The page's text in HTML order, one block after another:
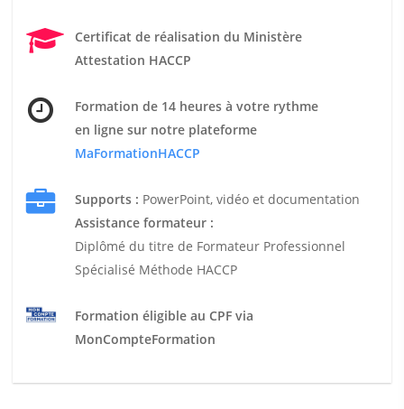
Certificat de réalisation du Ministère
Attestation HACCP
Formation de 14 heures à votre rythme
en ligne sur notre plateforme
MaFormationHACCP
Supports : PowerPoint, vidéo et documentation
Assistance formateur :
Diplômé du titre de Formateur Professionnel
Spécialisé Méthode HACCP
Formation éligible au CPF via
MonCompteFormation